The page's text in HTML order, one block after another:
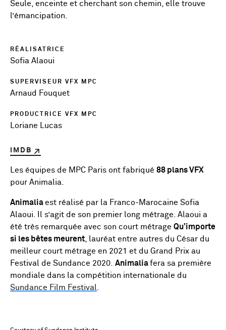
Seule, enceinte et cherchant son chemin, elle trouve
l’émancipation.
RÉALISATRICE
Sofia Alaoui
SUPERVISEUR VFX MPC
Arnaud Fouquet
PRODUCTRICE VFX MPC
Loriane Lucas
IMDB
Les équipes de MPC Paris ont fabriqué 88 plans VFX
pour Animalia.
Animaliaest réalisé par la Franco-Marocaine Sofia
Alaoui. Il s’agit de son premier long métrage. Alaoui a
été très remarquée avec son court métrage Qu’importe
si les bêtes meurent , lauréat entre autres du César du
meilleur court métrage en 2021 et du Grand Prix au
Festival de Sundance 2020. Animaliafera sa première
mondiale dans la compétition internationale du
Sundance Film Festival